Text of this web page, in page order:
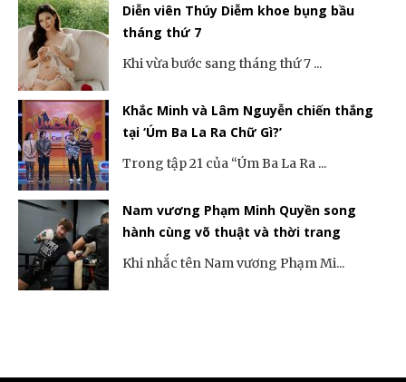
Diễn viên Thúy Diễm khoe bụng bầu
tháng thứ 7
Khi vừa bước sang tháng thứ 7 ...
Khắc Minh và Lâm Nguyễn chiến thắng
tại ‘Úm Ba La Ra Chữ Gì?’
Trong tập 21 của “Úm Ba La Ra ...
Nam vương Phạm Minh Quyền song
hành cùng võ thuật và thời trang
Khi nhắc tên Nam vương Phạm Mi...